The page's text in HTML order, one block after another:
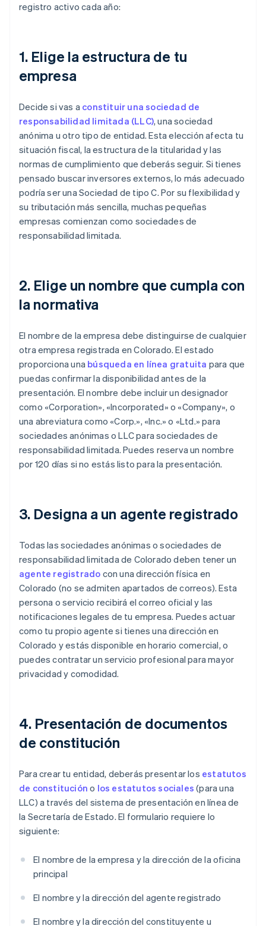
registro activo cada año:
1. Elige la estructura de tu
empresa
Decide si vas a constituir una sociedad de
responsabilidad limitada (LLC), una sociedad
anónima u otro tipo de entidad. Esta elección afecta tu
situación fiscal, la estructura de la titularidad y las
normas de cumplimiento que deberás seguir. Si tienes
pensado buscar inversores externos, lo más adecuado
podría ser una Sociedad de tipo C. Por su flexibilidad y
su tributación más sencilla, muchas pequeñas
empresas comienzan como sociedades de
responsabilidad limitada.
2. Elige un nombre que cumpla con
la normativa
El nombre de la empresa debe distinguirse de cualquier
otra empresa registrada en Colorado. El estado
proporciona una búsqueda en línea gratuita para que
puedas confirmar la disponibilidad antes de la
presentación. El nombre debe incluir un designador
como «Corporation», «Incorporated» o «Company», o
una abreviatura como «Corp.», «Inc.» o «Ltd.» para
sociedades anónimas o LLC para sociedades de
responsabilidad limitada. Puedes reserva un nombre
por 120 días si no estás listo para la presentación.
3. Designa a un agente registrado
Todas las sociedades anónimas o sociedades de
responsabilidad limitada de Colorado deben tener un
agente registrado con una dirección física en
Colorado (no se admiten apartados de correos). Esta
persona o servicio recibirá el correo oficial y las
notificaciones legales de tu empresa. Puedes actuar
como tu propio agente si tienes una dirección en
Colorado y estás disponible en horario comercial, o
puedes contratar un servicio profesional para mayor
privacidad y comodidad.
4. Presentación de documentos
de constitución
Para crear tu entidad, deberás presentar los estatutos
de constitución o los estatutos sociales (para una
LLC) a través del sistema de presentación en línea de
la Secretaría de Estado. El formulario requiere lo
siguiente:
El nombre de la empresa y la dirección de la oficina
principal
El nombre y la dirección del agente registrado
El nombre y la dirección del constituyente u